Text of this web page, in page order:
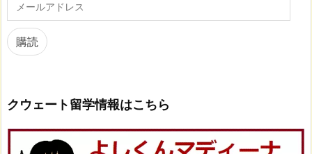
ル
ア
ド
購読
クウェート留学情報はこちら